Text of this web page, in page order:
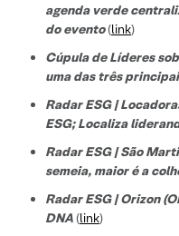
agenda verde
do evento(link)
Cúpula de Líderes
uma das três
Radar ESG |
ESG; Localiza
Radar ESG | São
semeia, maior é a
Radar ESG | Orizon
DNA(link)